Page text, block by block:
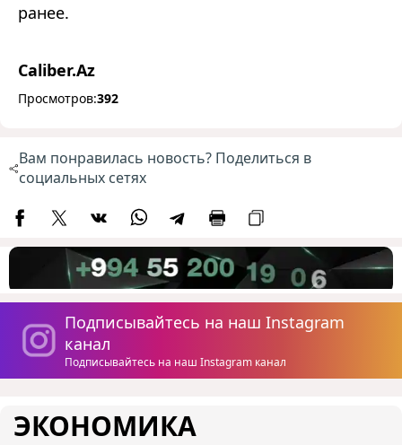
ранее.
Caliber.Az
Просмотров:392
Вам понравилась новость? Поделиться в
социальных сетях
Подписывайтесь на наш Instagram
канал
Подписывайтесь на наш Instagram канал
ЭКОНОМИКА